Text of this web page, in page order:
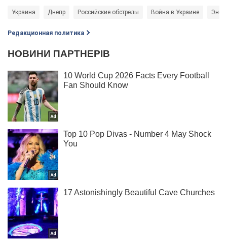
Украина Днепр Российские обстрелы Война в Украине
Редакционная политика